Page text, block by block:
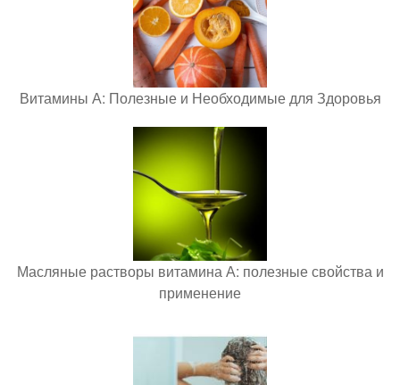
Витамины А: Полезные и Необходимые для Здоровья
Масляные растворы витамина А: полезные свойства и
применение